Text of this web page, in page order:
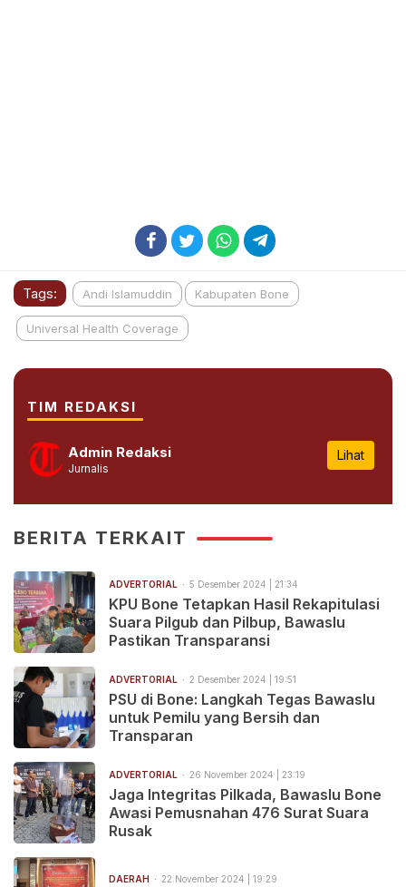
Tags: Andi Islamuddin Kabupaten Bone
Universal Health Coverage
TIM REDAKSI
Admin Redaksi
Jurnalis
Lihat
BERITA TERKAIT
ADVERTORIAL 5 Desember 2024 | 21:34
KPU Bone Tetapkan Hasil Rekapitulasi
Suara Pilgub dan Pilbup, Bawaslu
Pastikan Transparansi
ADVERTORIAL 2 Desember 2024 | 19:51
PSU di Bone: Langkah Tegas Bawaslu
untuk Pemilu yang Bersih dan
Transparan
ADVERTORIAL 26 November 2024 | 23:19
Jaga Integritas Pilkada, Bawaslu Bone
Awasi Pemusnahan 476 Surat Suara
Rusak
DAERAH 22 November 2024 | 19:29